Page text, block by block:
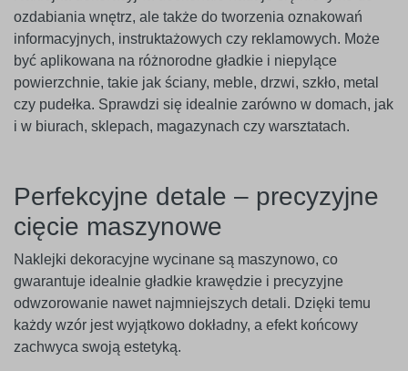
ozdabiania wnętrz, ale także do tworzenia oznakowań
informacyjnych, instruktażowych czy reklamowych. Może
być aplikowana na różnorodne gładkie i niepylące
powierzchnie, takie jak ściany, meble, drzwi, szkło, metal
czy pudełka. Sprawdzi się idealnie zarówno w domach, jak
i w biurach, sklepach, magazynach czy warsztatach.
Perfekcyjne detale – precyzyjne
cięcie maszynowe
Naklejki dekoracyjne wycinane są maszynowo, co
gwarantuje idealnie gładkie krawędzie i precyzyjne
odwzorowanie nawet najmniejszych detali. Dzięki temu
każdy wzór jest wyjątkowo dokładny, a efekt końcowy
zachwyca swoją estetyką.